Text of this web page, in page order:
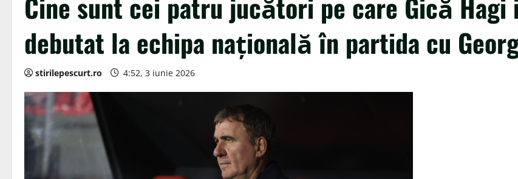
Cine sunt cei patru jucători pe care Gică Hagi
debutat la echipa națională în partida cu
stirilepescurt.ro 4:52, 3 iunie 2026